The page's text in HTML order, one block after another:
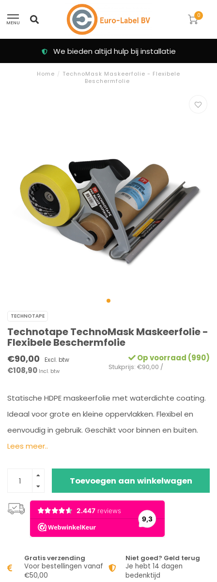
MENU
0
Klanten beoordelen ons met een 9.3
Home / TechnoMask Maskeerfolie - Flexibele
Beschermfolie
TECHNOTAPE
Technotape TechnoMask Maskeerfolie -
Flexibele Beschermfolie
€90,00 Excl. btw
€108,90 Incl. btw
Op voorraad (990)
Stukprijs: €90,00 /
Statische HDPE maskeerfolie met waterdichte coating.
Ideaal voor grote en kleine oppervlakken. Flexibel en
eenvoudig in gebruik. Geschikt voor binnen en buiten.
Lees meer..
Toevoegen aan winkelwagen
Gratis verzending
Voor bestellingen vanaf
€50,00
Niet goed? Geld terug
Je hebt 14 dagen
bedenktijd